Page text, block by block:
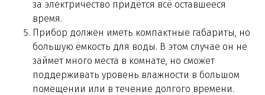
за электричество придётся всё оставшееся
время.
Прибор должен иметь компактные габариты, но
большую ёмкость для воды. В этом случае он не
займет много места в комнате, но сможет
поддерживать уровень влажности в большом
помещении или в течение долгого времени.